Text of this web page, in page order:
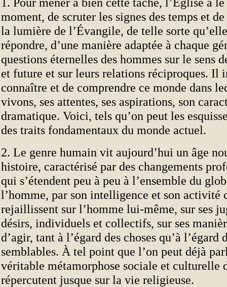
moment, de scruter les signes des temps et
la lumière de l’Évangile, de telle sorte
répondre, d’une manière adaptée à chaque
questions éternelles des hommes sur le sens
et future et sur leurs relations réciproques. Il
connaître et de comprendre ce monde dans
vivons, ses attentes, ses aspirations, son
dramatique. Voici, tels qu’on peut les
des traits fondamentaux du monde actuel.
2. Le genre humain vit aujourd’hui un âge
histoire, caractérisé par des changements
qui s’étendent peu à peu à l’ensemble du
l’homme, par son intelligence et son activité
rejaillissent sur l’homme lui-même, sur ses
désirs, individuels et collectifs, sur ses
d’agir, tant à l’égard des choses qu’à l’égard
semblables. À tel point que l’on peut déjà
véritable métamorphose sociale et culturelle
répercutent jusque sur la vie religieuse.